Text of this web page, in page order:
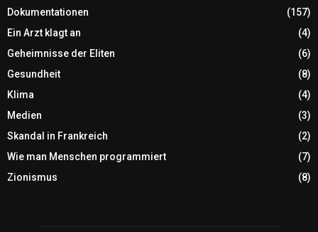
Dokumentationen
(157)
Ein Arzt klagt an
(4)
Geheimnisse der Eliten
(6)
Gesundheit
(8)
Klima
(4)
Medien
(3)
Skandal in Frankreich
(2)
Wie man Menschen programmiert
(7)
Zionismus
(8)